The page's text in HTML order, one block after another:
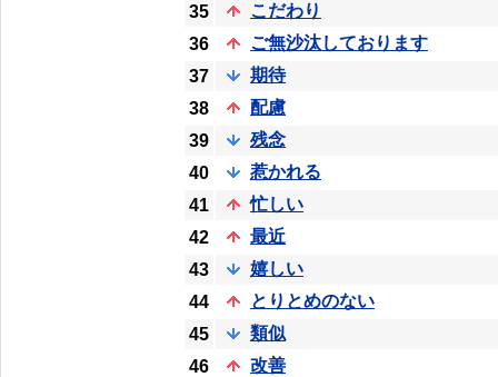
35
こだわり
36
ご無沙汰しております
37
期待
38
配慮
39
残念
40
惹かれる
41
忙しい
42
最近
43
嬉しい
44
とりとめのない
45
類似
46
改善